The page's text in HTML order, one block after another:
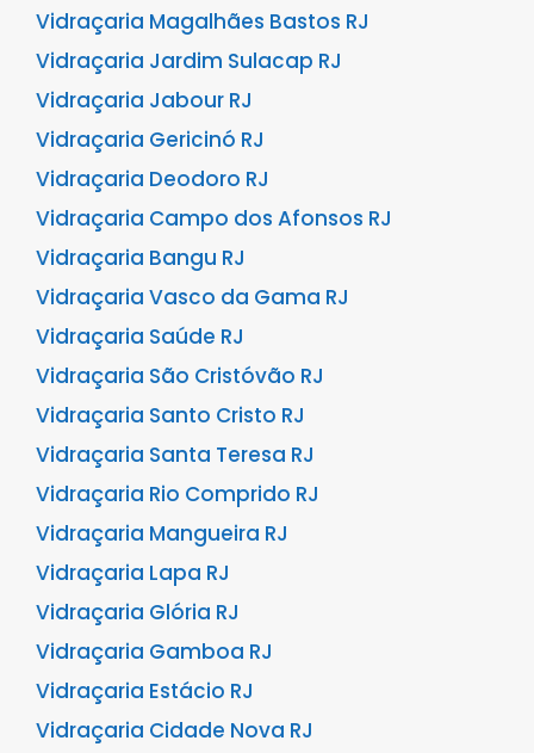
Vidraçaria Magalhães Bastos RJ
Vidraçaria Jardim Sulacap RJ
Vidraçaria Jabour RJ
Vidraçaria Gericinó RJ
Vidraçaria Deodoro RJ
Vidraçaria Campo dos Afonsos RJ
Vidraçaria Bangu RJ
Vidraçaria Vasco da Gama RJ
Vidraçaria Saúde RJ
Vidraçaria São Cristóvão RJ
Vidraçaria Santo Cristo RJ
Vidraçaria Santa Teresa RJ
Vidraçaria Rio Comprido RJ
Vidraçaria Mangueira RJ
Vidraçaria Lapa RJ
Vidraçaria Glória RJ
Vidraçaria Gamboa RJ
Vidraçaria Estácio RJ
Vidraçaria Cidade Nova RJ